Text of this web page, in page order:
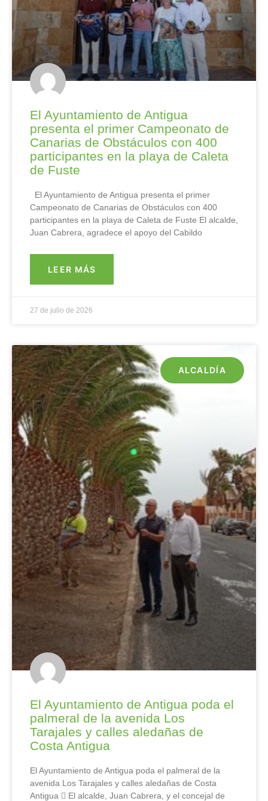
El Ayuntamiento de Antigua
presenta el primer Campeonato de
Canarias de Obstáculos con 400
participantes en la playa de Caleta
de Fuste
El Ayuntamiento de Antigua presenta el primer
Campeonato de Canarias de Obstáculos con 400
participantes en la playa de Caleta de Fuste El alcalde,
Juan Cabrera, agradece el apoyo del Cabildo
LEER MÁS
27 de julio de 2026
ALCALDÍA
El Ayuntamiento de Antigua poda el
palmeral de la avenida Los
Tarajales y calles aledañas de
Costa Antigua
El Ayuntamiento de Antigua poda el palmeral de la
avenida Los Tarajales y calles aledañas de Costa
Antigua  El alcalde, Juan Cabrera, y el concejal de